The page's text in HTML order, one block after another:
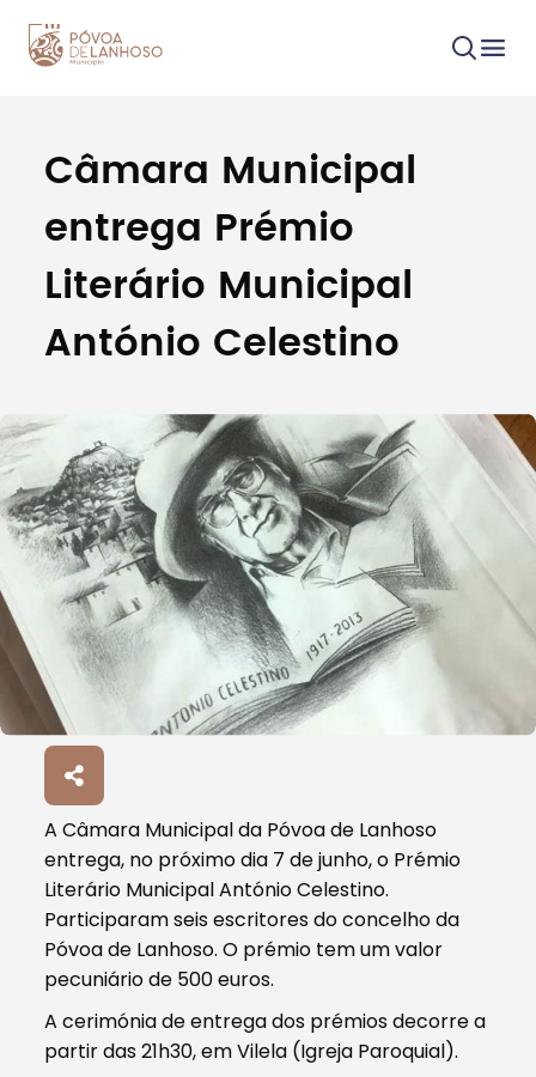
Procurar
Tipo de conteúdo
Filtros
Câmara Municipal
entrega Prémio
Literário Municipal
António Celestino
A Câmara Municipal da Póvoa de Lanhoso
entrega, no próximo dia 7 de junho, o Prémio
Literário Municipal António Celestino.
Participaram seis escritores do concelho da
Póvoa de Lanhoso. O prémio tem um valor
pecuniário de 500 euros.
A cerimónia de entrega dos prémios decorre a
partir das 21h30, em Vilela (Igreja Paroquial).